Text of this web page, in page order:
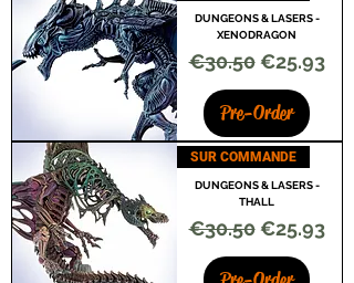
DUNGEONS & LASERS -
XENODRAGON
Regular Price
€30.50 Sale Price
€25.93
Pre-Order
SUR COMMANDE
DUNGEONS & LASERS -
THALL
Regular Price
€30.50 Sale Price
€25.93